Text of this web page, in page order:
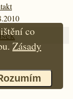
co
Zásady